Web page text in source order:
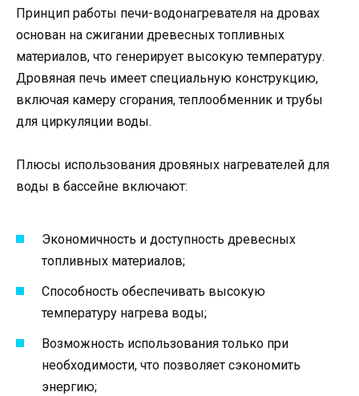
Принцип работы печи-водонагревателя на дровах
основан на сжигании древесных топливных
материалов, что генерирует высокую температуру.
Дровяная печь имеет специальную конструкцию,
включая камеру сгорания, теплообменник и трубы
для циркуляции воды.
Плюсы использования дровяных нагревателей для
воды в бассейне включают:
Экономичность и доступность древесных
топливных материалов;
Способность обеспечивать высокую
температуру нагрева воды;
Возможность использования только при
необходимости, что позволяет сэкономить
энергию;